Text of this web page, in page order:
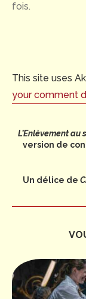
fois.
This site uses
your comment
L’Enlèvement au
version de
Un délice de